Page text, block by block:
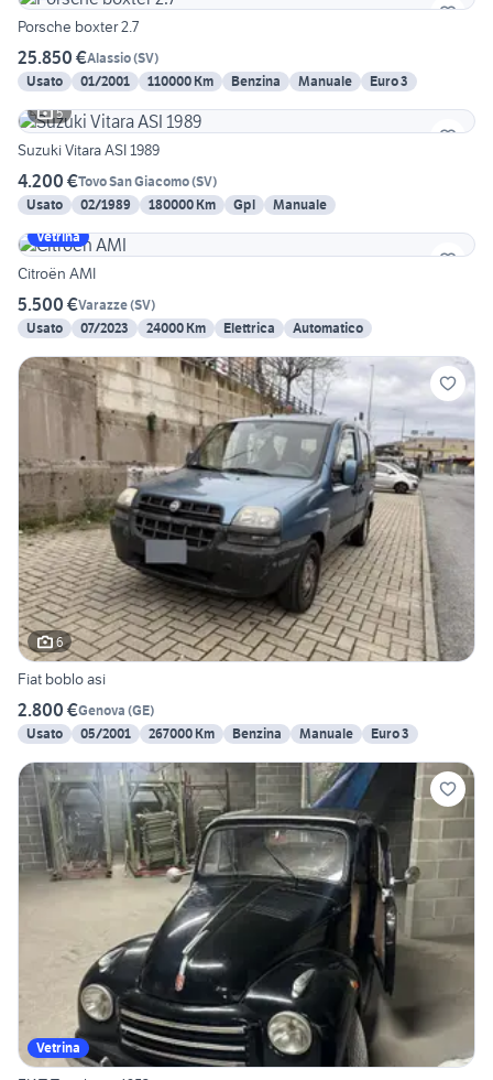
Porsche boxter 2.7
25.850 €Alassio(SV)
Usato
01/2001 110000 Km Benzina Manuale
Euro 3
5
Suzuki Vitara ASI 1989
4.200 €Tovo San Giacomo(SV)
Usato
02/1989 180000 Km Gpl
Manuale
Vetrina
Citroën AMI
5.500 €Varazze(SV)
Usato
07/2023 24000 Km Elettrica Automatico
6
Fiat boblo asi
2.800 €Genova (GE)
Usato
05/2001 267000 Km Benzina Manuale Euro 3
Vetrina